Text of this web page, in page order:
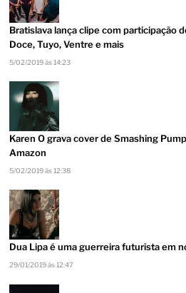
Bratislava lança clipe com participação
Doce, Tuyo, Ventre e mais
5/02/2019 às 14:23
Karen O grava cover de Smashing
Amazon
5/02/2019 às 12:38
Dua Lipa é uma guerreira futurista em
29/01/2019 às 12:47